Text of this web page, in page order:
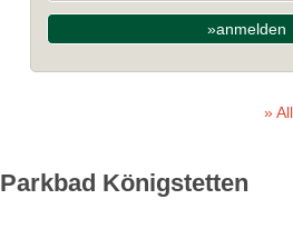
»anmelden
»
Parkbad Königstetten